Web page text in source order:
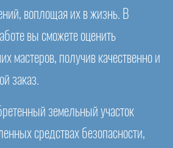
воплощая их в жизнь. В
вы сможете оценить
мастеров, получив качественно и
заказ.
земельный участок
средствах безопасности,